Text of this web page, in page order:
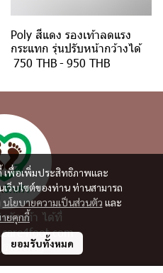
Poly สีแดง รองเท้าลดแรง
กระแทก รุ่นปรับหน้ากว้างได้
750 THB-950 THB
เพื่อเพิ่มประสิทธิภาพและ
ว็บไซต์ของท่าน ท่านสามารถ
นโยบายความเป็นส่วนตัว และ
ยคุกกี้
ยอมรับทั้งหมด
รักเท้า ได้ที่